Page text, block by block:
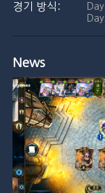
News